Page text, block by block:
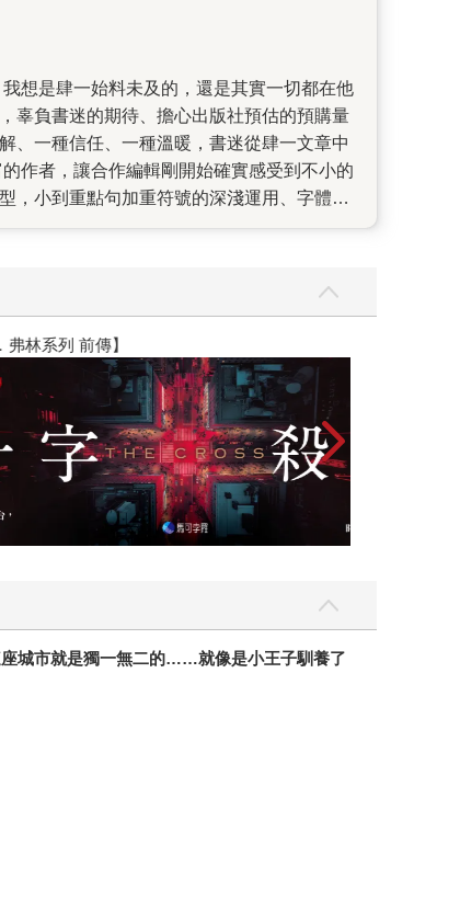
辜負書迷的期待、擔心出版社預估的預購量
、一種信任、一種溫暖，書迷從肆一文章中
作者，讓合作編輯剛開始確實感受到不小的
，小到重點句加重符號的深淺運用、字體選
有意境與氛圍的書封，肆一對書封的詮釋
上一本也是經過貼心的安排，他說：「這本
發了一些傷心，適合散步、遠遊，或許，是
力，他認為愛情知易行難，他試著把大家都
很平常的道理，可能沒什麼大不了，但可以
是樣版模組。但至少可以讓你知道，你永遠
的時候，不那麼孤單。」 肆一是個健談、幽
場白，讓人領略愛情的殘酷，然而內文的書
但其中不難看出他自己對愛情的理解，正
照片，由三采文化提供。
城市就是獨一無二的……就像是小王子馴養了